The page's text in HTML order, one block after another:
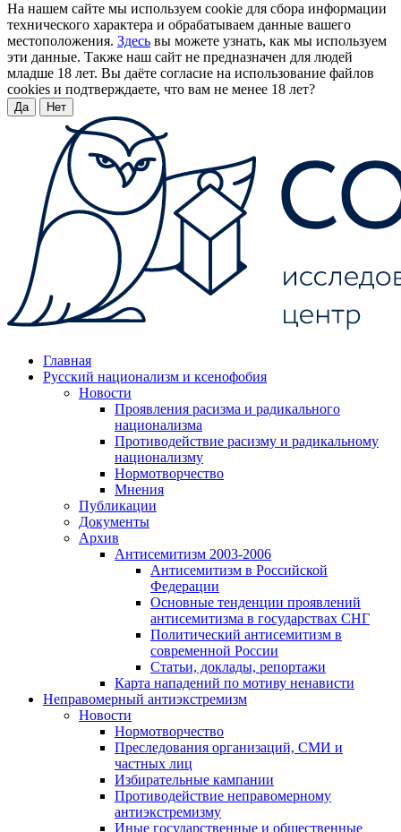
На нашем сайте мы используем cookie для сбора информации
технического характера и обрабатываем данные вашего
местоположения. Здесь вы можете узнать, как мы используем
эти данные. Также наш сайт не предназначен для людей
младше 18 лет. Вы даёте согласие на использование файлов
cookies и подтверждаете, что вам не менее 18 лет?
Да Нет
Главная
Русский национализм и ксенофобия
Новости
Проявления расизма и радикального
национализма
Противодействие расизму и радикальному
национализму
Нормотворчество
Мнения
Публикации
Документы
Архив
Антисемитизм 2003-2006
Антисемитизм в Российской
Федерации
Основные тенденции проявлений
антисемитизма в государствах СНГ
Политический антисемитизм в
современной России
Статьи, доклады, репортажи
Карта нападений по мотиву ненависти
Неправомерный антиэкстремизм
Новости
Нормотворчество
Преследования организаций, СМИ и
частных лиц
Избирательные кампании
Противодействие неправомерному
антиэкстремизму
Иные государственные и общественные